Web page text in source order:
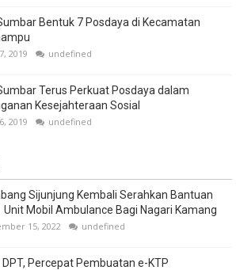
Bentuk 7 Posdaya di Kecamatan
2019 undefined
Terus Perkuat Posdaya dalam
Kesejahteraan Sosial
2019 undefined
Sijunjung Kembali Serahkan Bantuan
Unit Mobil Ambulance Bagi Nagari Kamang
15, 2022 undefined
Percepat Pembuatan e-KTP